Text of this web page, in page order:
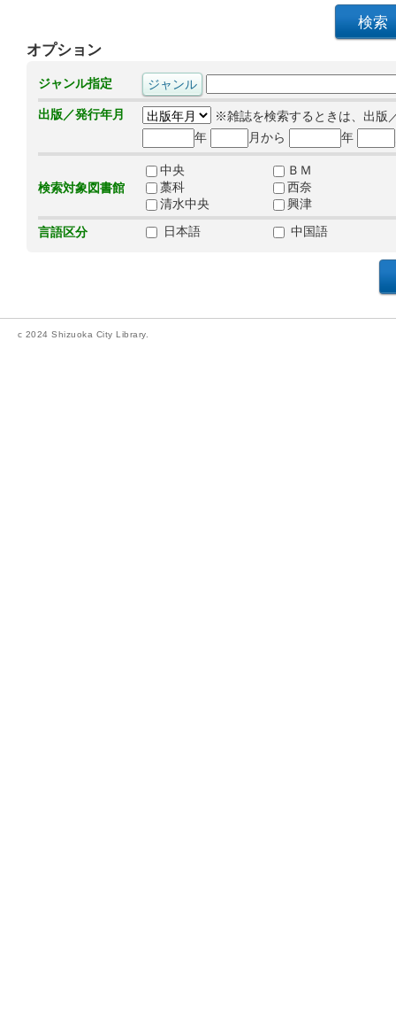
オプション
ジャンル指定
出版／発行年月
※雑誌を検索するときは、出版
年
月から 年
検索対象図書館
中央
ＢＭ
藁科
西奈
清水中央
興津
言語区分
日本語 中国語
c 2024 Shizuoka City Library.